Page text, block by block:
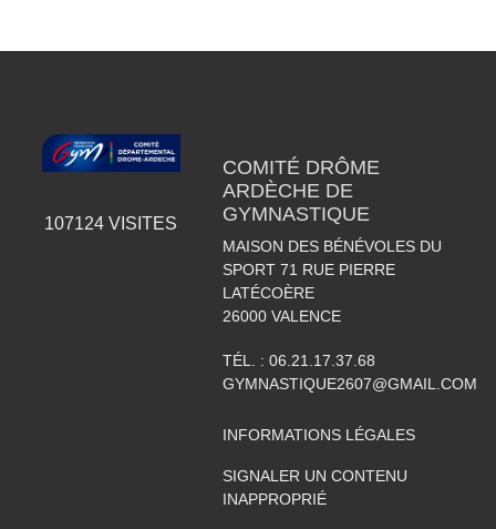
107124 VISITES
COMITÉ DRÔME
ARDÈCHE DE
GYMNASTIQUE
MAISON DES BÉNÉVOLES DU
SPORT 71 RUE PIERRE
LATÉCOÈRE
26000 VALENCE
TÉL. : 06.21.17.37.68
GYMNASTIQUE2607@GMAIL.COM
INFORMATIONS LÉGALES
SIGNALER UN CONTENU
INAPPROPRIÉ